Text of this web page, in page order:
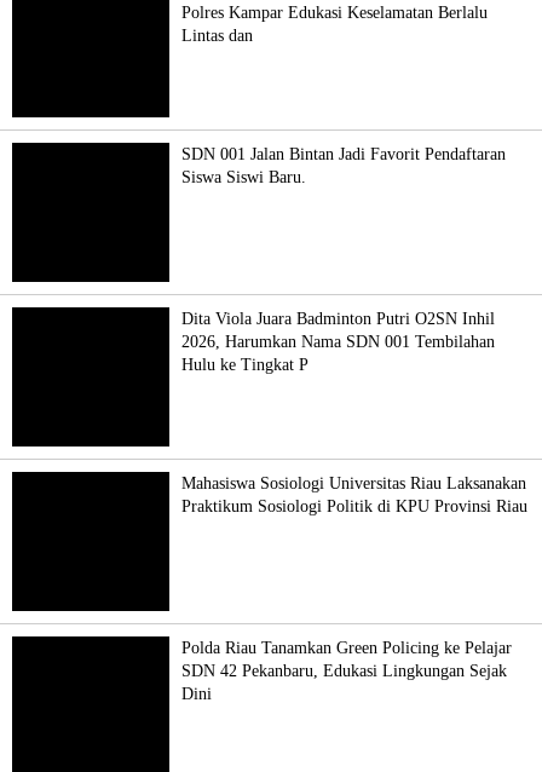
Polres Kampar Edukasi Keselamatan Berlalu
Lintas dan
SDN 001 Jalan Bintan Jadi Favorit Pendaftaran
Siswa Siswi Baru.
Dita Viola Juara Badminton Putri O2SN Inhil
2026, Harumkan Nama SDN 001 Tembilahan
Hulu ke Tingkat P
Mahasiswa Sosiologi Universitas Riau Laksanakan
Praktikum Sosiologi Politik di KPU Provinsi Riau
Polda Riau Tanamkan Green Policing ke Pelajar
SDN 42 Pekanbaru, Edukasi Lingkungan Sejak
Dini